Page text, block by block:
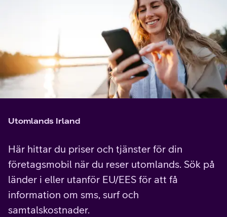
Utomlands Irland
Här hittar du priser och tjänster för din
företagsmobil när du reser utomlands. Sök på
länder i eller utanför EU/EES för att få
information om sms, surf och
samtalskostnader.